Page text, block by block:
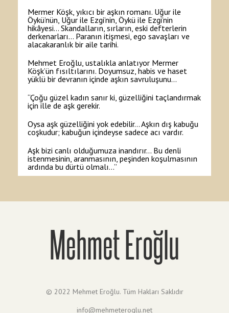
Mermer Köşk, yıkıcı bir aşkın romanı. Uğur ile
Öykü’nün, Uğur ile Ezgi’nin, Öykü ile Ezgi’nin
hikâyesi… Skandalların, sırların, eski defterlerin
derkenarları… Paranın itişmesi, ego savaşları ve
alacakaranlık bir aile tarihi.
Mehmet Eroğlu, ustalıkla anlatıyor Mermer
Köşk’ün fısıltılarını. Doyumsuz, habis ve haset
yüklü bir devranın içinde aşkın savruluşunu…
“Çoğu güzel kadın sanır ki, güzelliğini taçlandırmak
için ille de aşk gerekir.
Oysa aşk güzelliğini yok edebilir… Aşkın dış kabuğu
coşkudur; kabuğun içindeyse sadece acı vardır.
Aşk bizi canlı olduğumuza inandırır… Bu denli
istenmesinin, aranmasının, peşinden koşulmasının
ardında bu dürtü olmalı…”
Mehmet Eroğlu
© 2022 Mehmet Eroğlu. Tüm Hakları Saklıdır
info@mehmeteroglu.net